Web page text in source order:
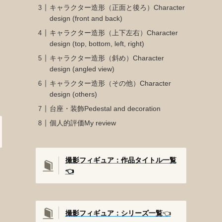
キャラクター造形（正面と後ろ）Character
design (front and back)
キャラクター造形（上下左右）Character
design (top, bottom, left, right)
キャラクター造形（斜め）Character
design (angled view)
キャラクター造形（その他）Character
design (others)
台座・装飾Pedestal and decoration
個人的評価My review
撮影フィギュア：作品タイトル一覧
👈️
撮影フィギュア：シリーズ一覧👈️